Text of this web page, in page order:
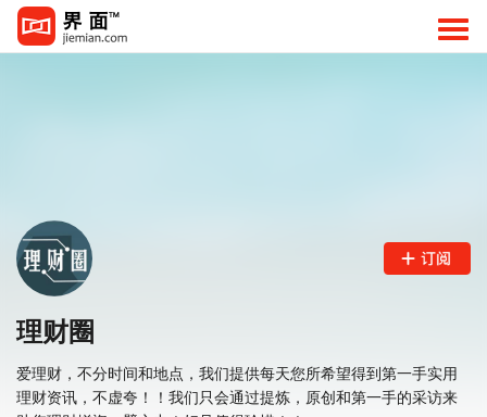
理财圈
爱理财，不分时间和地点，我们提供每天您所希望得到第一手实用
理财资讯，不虚夸！！我们只会通过提炼，原创和第一手的采访来